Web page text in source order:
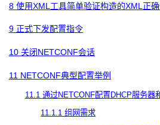
8 使用XML 工具简单验证构造的XML 正
9 正式下发配置指令
10 关闭NETCONF会话
11 NETCONF典型配置举例
11.1 通过NETCONF配置DHCP服务器
11.1.1组网需求